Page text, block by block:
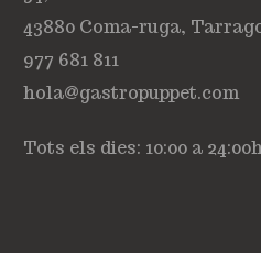
43880 Coma-ruga,
977 681 811
hola@gastropuppet.com
Tots els dies: 10:00 a